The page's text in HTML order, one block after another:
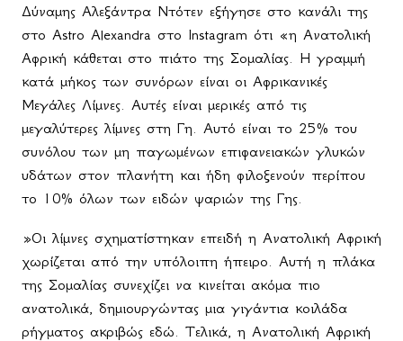
Δύναμης Αλεξάντρα Ντότεν εξήγησε στο κανάλι της
στο Astro Alexandra στο Instagram ότι «η Ανατολική
Αφρική κάθεται στο πιάτο της Σομαλίας. Η γραμμή
κατά μήκος των συνόρων είναι οι Αφρικανικές
Μεγάλες Λίμνες. Αυτές είναι μερικές από τις
μεγαλύτερες λίμνες στη Γη. Αυτό είναι το 25% του
συνόλου των μη παγωμένων επιφανειακών γλυκών
υδάτων στον πλανήτη και ήδη φιλοξενούν περίπου
το 10% όλων των ειδών ψαριών της Γης.
»Οι λίμνες σχηματίστηκαν επειδή η Ανατολική Αφρική
χωρίζεται από την υπόλοιπη ήπειρο. Αυτή η πλάκα
της Σομαλίας συνεχίζει να κινείται ακόμα πιο
ανατολικά, δημιουργώντας μια γιγάντια κοιλάδα
ρήγματος ακριβώς εδώ. Τελικά, η Ανατολική Αφρική